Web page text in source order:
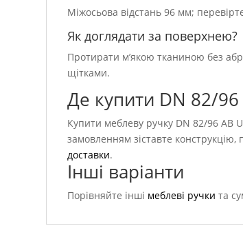
Міжосьова відстань 96 мм;
Як доглядати за поверхнею?
Протирати м’якою тканиною без
щітками.
Де купити DN 82/
Купити меблеву ручку DN 82/96 AB
замовленням зіставте
доставки.
Інші варіанти
Порівняйте інші меблеві ручки та